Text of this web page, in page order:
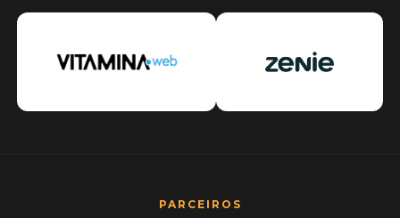
PARCEIROS